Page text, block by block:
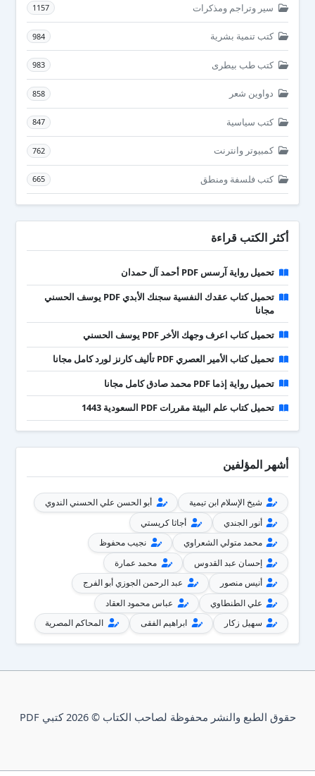
سير وتراجم ومذكرات 1157
كتب تنمية بشرية 984
كتب طب بيطرى 983
دواوين شعر 858
كتب سياسية 847
كمبيوتر وانترنت 762
كتب فلسفة ومنطق 665
أكثر الكتب قراءة
تحميل رواية آرسس PDF أحمد آل حمدان
تحميل كتاب عقدك النفسية سجنك الأبدي PDF يوسف الحسني
مجانا
تحميل كتاب اعرف وجهك الأخر PDF يوسف الحسني
تحميل كتاب الأمير العصري PDF تأليف كارنز لورد كامل مجانا
تحميل رواية إذما PDF محمد صادق كامل مجانا
تحميل كتاب علم البيئة مقررات PDF السعودية 1443
أشهر المؤلفين
شيخ الإسلام ابن تيمية
أبو الحسن علي الحسني الندوي
أنور الجندي
أجاثا كريستي
محمد متولي الشعراوي
نجيب محفوظ
إحسان عبد القدوس
محمد عمارة
أنيس منصور
عبد الرحمن الجوزي أبو الفرج
علي الطنطاوي
عباس محمود العقاد
سهيل زكار
ابراهيم الفقى المحاكم المصرية
حقوق الطبع والنشر محفوظة لصاحب الكتاب © 2026 كتبي PDF